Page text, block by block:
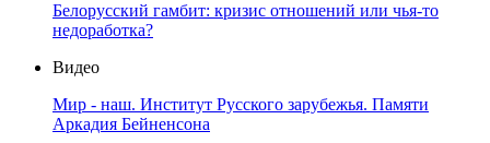
Белорусский гамбит: кризис отношений или чья-то
недоработка?
Видео
Мир - наш. Институт Русского зарубежья. Памяти
Аркадия Бейненсона